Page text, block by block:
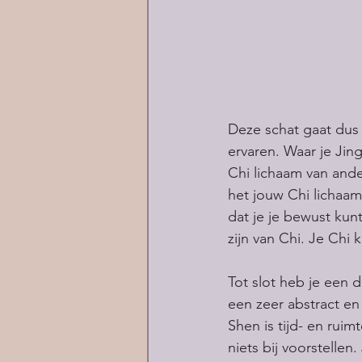
Deze schat gaat
ervaren. Waar je
Chi lichaam van
het jouw Chi
dat je je bewust
zijn van Chi. Je Chi
Tot slot heb je een
een zeer abstract
Shen is tijd- en
niets bij